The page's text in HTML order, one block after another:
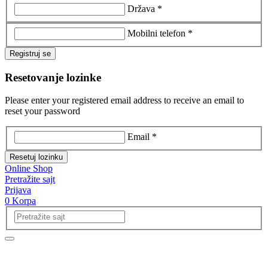
Država *
Mobilni telefon *
Registruj se
Resetovanje lozinke
Please enter your registered email address to receive an email to
reset your password
Email *
Resetuj lozinku
Online Shop
Pretražite sajt
Prijava
0 Korpa